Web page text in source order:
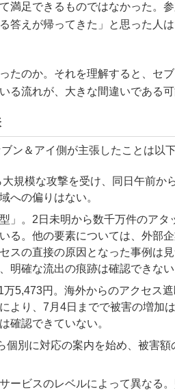
満足できるものではなかった。
答えが帰ってきた」と思った人
たのか。それを理解すると、セ
る流れが、大きな間違いである可
ン＆アイ側が主張したことは以
規模な攻撃を受け、同日午前か
への偏りはない。
」。2日未明から数千万件のアタ
る。他の要素については、外部
スの直接の原因となった事例は
明確な流出の痕跡は確認できない
5,473円。海外からのアクセス
より、7月4日までで被害の増加
確認できていない。
個別に対応の案内を始め、被害
ービスのレベルによって異なる。